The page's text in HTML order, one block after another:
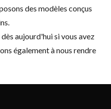
des modèles conçus
dès aujourd'hui si vous avez
également à nous rendre